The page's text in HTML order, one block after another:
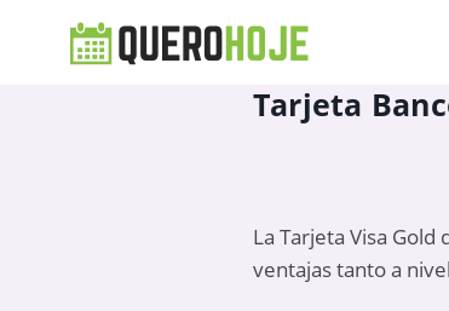
Tarjeta
La Tarjeta Visa
ventajas tanto a